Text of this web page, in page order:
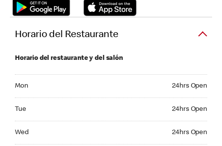
Horario del Restaurante
Horario del restaurante y del salón
Mon 24hrs Open
Tue 24hrs Open
Wed 24hrs Open